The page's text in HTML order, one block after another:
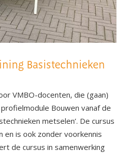
Basistechnieken
VMBO-docenten, die (gaan)
Bouwen vanaf de
metselen’. De cursus
en is ook zonder voorkennis
de cursus in samenwerking